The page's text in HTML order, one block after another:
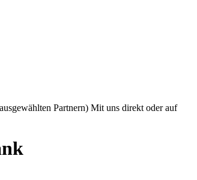
Partnern) Mit uns direkt oder auf